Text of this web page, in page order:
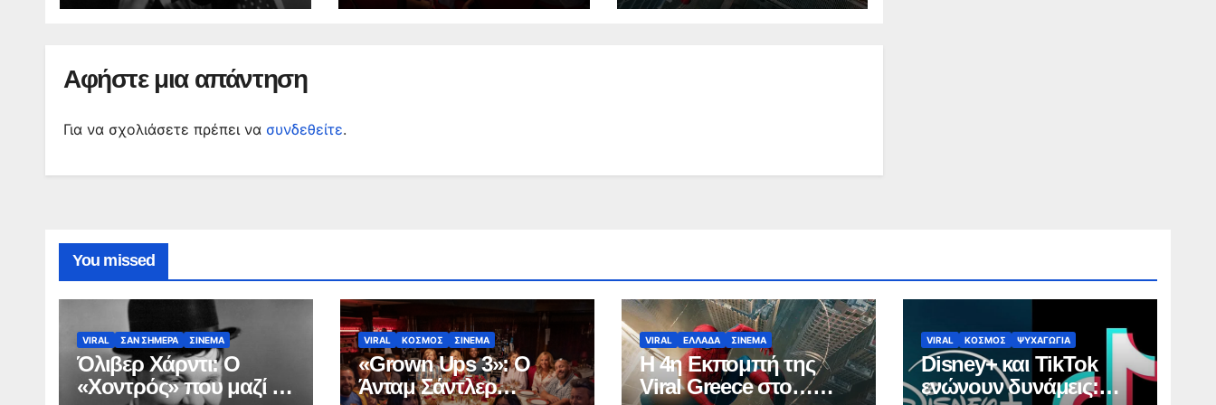
(video)
Αφήστε μια απάντηση
Για να σχολιάσετε πρέπει να συνδεθείτε.
You missed
VIRAL ΣΑΝ ΣΗΜΕΡΑ ΣΙΝΕΜΑ
Όλιβερ Χάρντι: Ο
«Χοντρός» που μαζί με
VIRAL ΚΟΣΜΟΣ ΣΙΝΕΜΑ
«Grown Ups 3»: Ο
Άνταμ Σάντλερ
VIRAL ΕΛΛΑΔΑ ΣΙΝΕΜΑ
Η 4η Εκπομπή της
Viral Greece στο…
VIRAL ΚΟΣΜΟΣ ΨΥΧΑΓΩΓΙΑ
Disney+ και TikTok
ενώνουν δυνάμεις: